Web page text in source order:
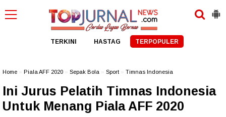
TERKINI HASTAG TERPOPULER
Home Piala AFF 2020 Sepak Bola Sport Timnas Indonesia
Ini Jurus Pelatih Timnas Indonesia
Untuk Menang Piala AFF 2020